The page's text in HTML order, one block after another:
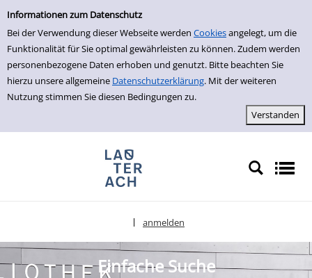
Einfache Suche
Informationen zum Datenschutz
Bei der Verwendung dieser Webseite werden Cookiesangelegt, um die
Funktionalität für Sie optimal gewährleisten zu können. Zudem werden
personenbezogene Daten erhoben und genutzt. Bitte beachten Sie
hierzu unsere allgemeine Datenschutzerklärung. Mit der weiteren
Nutzung stimmen Sie diesen Bedingungen zu.
zur Navigation springen
zum Inhalt springen
Zur Detailanzeige springen
anmelden
Einfache Suche